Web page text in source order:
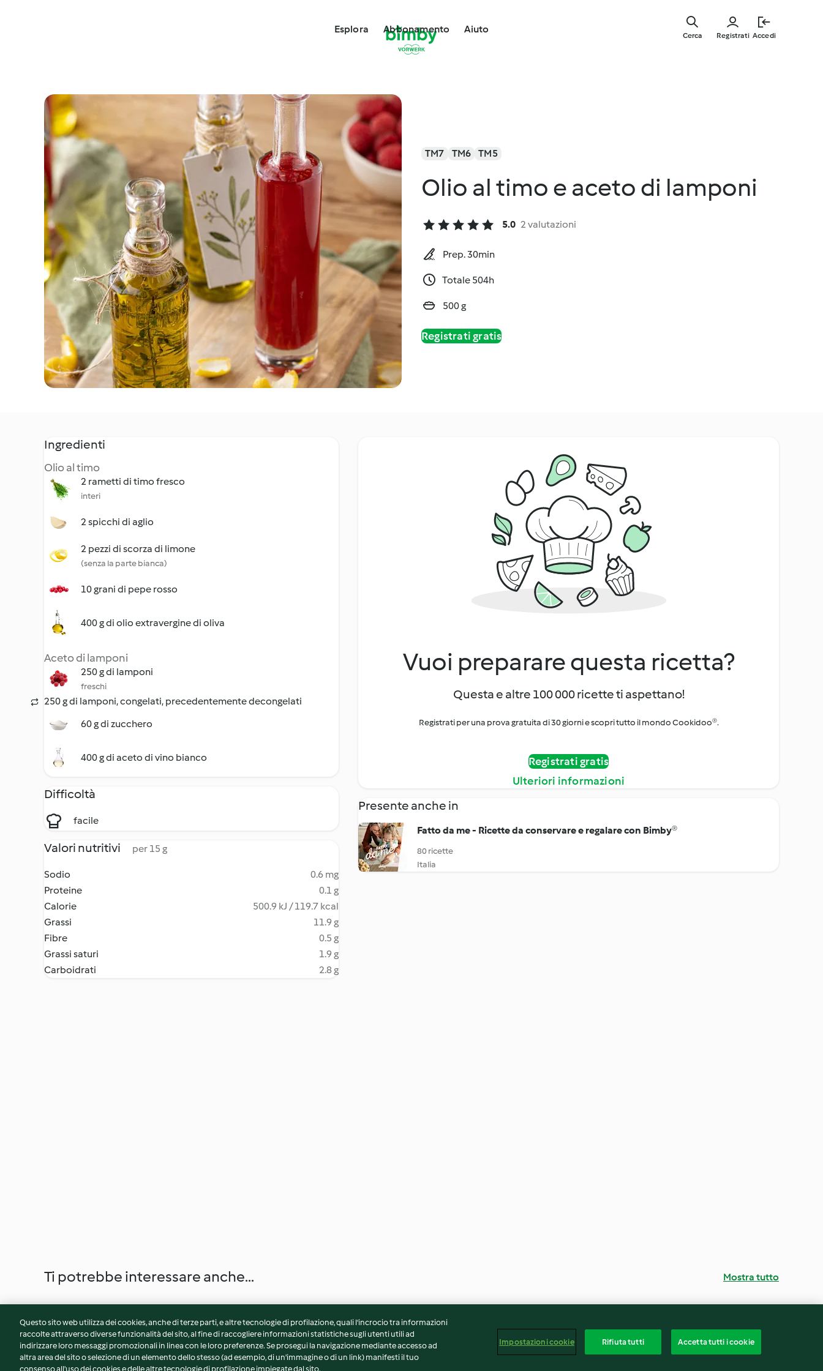
Esplora Abbonamento Aiuto
Registrati Accedi
Cerca
TM7 TM6 TM5
Olio al timo e aceto di lamponi
5.0 2 valutazioni
Prep. 30min
Totale 504h
500 g
Registrati gratis
Ingredienti
Olio al timo
2 rametti di timo fresco
interi
2 spicchi di aglio
2 pezzi di scorza di limone
(senza la parte bianca)
10 grani di pepe rosso
400 g di olio extravergine di oliva
Aceto di lamponi
250 g di lamponi
freschi
250 g di lamponi, congelati, precedentemente decongelati
60 g di zucchero
400 g di aceto di vino bianco
Difficoltà
facile
Valori nutritivi per 15 g
Sodio
0.6 mg
Proteine
0.1 g
Calorie
500.9 kJ / 119.7 kcal
Grassi
11.9 g
Fibre
0.5 g
Grassi saturi
1.9 g
Carboidrati
2.8 g
Vuoi preparare questa ricetta?
Questa e altre 100 000 ricette ti aspettano!
Registrati per una prova gratuita di 30 giorni e scopri tutto il mondo Cookidoo®.
Registrati gratis
Ulteriori informazioni
Presente anche in
Fatto da me - Ricette da conservare e regalare con Bimby®
80 ricette
Italia
Ti potrebbe interessare anche... Mostra tutto
Questo sito web utilizza dei cookies, anche di terze parti, e altre tecnologie di profilazione, quali l’incrocio tra informazioni
raccolte attraverso diverse funzionalità del sito, al fine di raccogliere informazioni statistiche sugli utenti utili ad
indirizzare loro messaggi promozionali in linea con le loro preferenze. Se prosegui la navigazione mediante accesso ad
altra area del sito o selezione di un elemento dello stesso (ad esempio, di un'immagine o di un link) manifesti il tuo
consenso all'uso dei cookies e delle altre tecnologie di profilazione impiegate dal sito.
Impostazioni cookie Rifiuta tutti Accetta tutti i cookie